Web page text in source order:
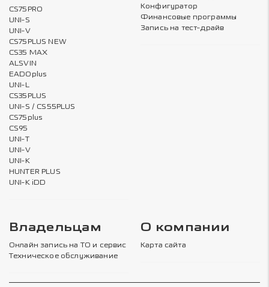
CS75PRO
UNI-S
UNI-V
CS75PLUS NEW
CS35 MAX
ALSVIN
EADOplus
UNI-L
CS35PLUS
UNI-S / CS55PLUS
CS75plus
CS95
UNI-T
UNI-V
UNI-K
HUNTER PLUS
UNI-K iDD
Конфигуратор
Финансовые программы
Запись на тест-драйв
Владельцам
Онлайн запись на ТО и сервис
Техническое обслуживание
О компании
Карта сайта